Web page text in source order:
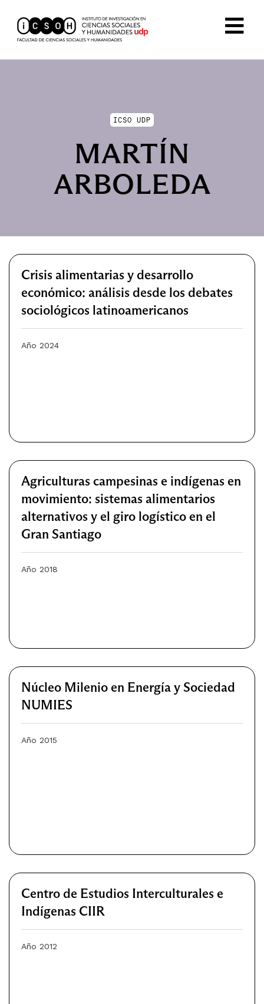
ICSO UDP
MARTÍN
ARBOLEDA
Crisis alimentarias y desarrollo
económico: análisis desde los debates
sociológicos latinoamericanos
Año 2024
Agriculturas campesinas e indígenas en
movimiento: sistemas alimentarios
alternativos y el giro logístico en el
Gran Santiago
Año 2018
Núcleo Milenio en Energía y Sociedad
NUMIES
Año 2015
Centro de Estudios Interculturales e
Indígenas CIIR
Año 2012